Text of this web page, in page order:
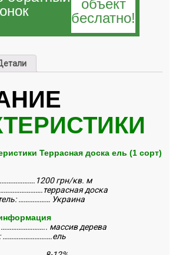
объект
беслатно!
Террасная доска ель (1 сорт)
грн/кв. м
доска
……………… Украина
…………………….. массив дерева
……………………….ель